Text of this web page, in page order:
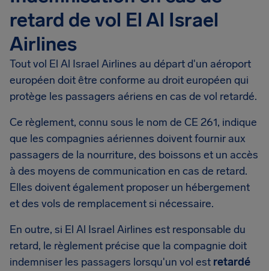
retard de vol El Al Israel
Airlines
Tout vol El Al Israel Airlines au départ d'un aéroport
européen doit être conforme au droit européen qui
protège les passagers aériens en cas de vol retardé.
Ce règlement, connu sous le nom de CE 261, indique
que les compagnies aériennes doivent fournir aux
passagers de la nourriture, des boissons et un accès
à des moyens de communication en cas de retard.
Elles doivent également proposer un hébergement
et des vols de remplacement si nécessaire.
En outre, si El Al Israel Airlines est responsable du
retard, le règlement précise que la compagnie doit
indemniser les passagers lorsqu'un vol est retardé